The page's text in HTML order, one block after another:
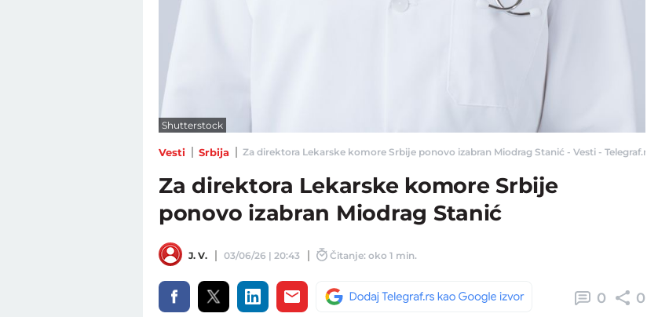
Shutterstock
Vesti Srbija Za direktora Lekarske komore Srbije ponovo izabran Miodrag Stanić - Vesti - Telegraf.rs
Za direktora Lekarske komore Srbije
ponovo izabran Miodrag Stanić
J. V. 03/06/26 | 20:43 Čitanje: oko 1 min.
0 0